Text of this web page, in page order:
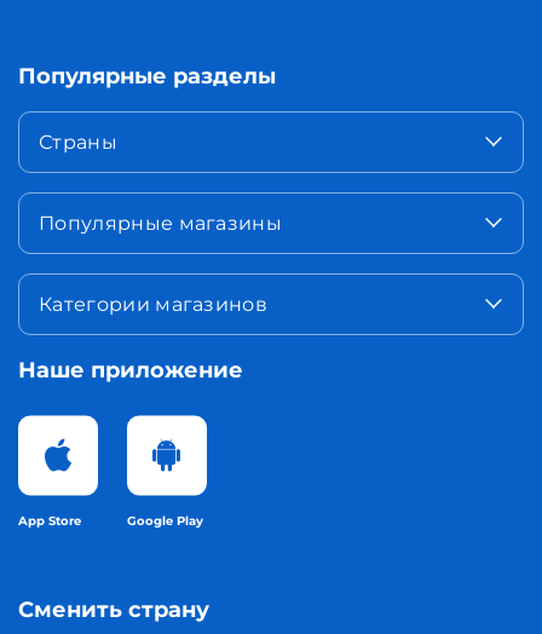
Популярные разделы
Страны
Популярные магазины
Категории магазинов
Наше приложение
App Store Google Play
Сменить страну